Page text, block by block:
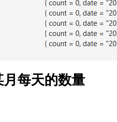
每天的数量